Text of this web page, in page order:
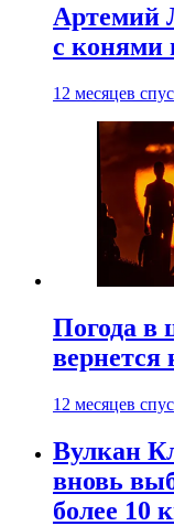
Артемий
с конями
12 месяцев
Погода в
12 месяцев
Вулкан
вновь
более 10